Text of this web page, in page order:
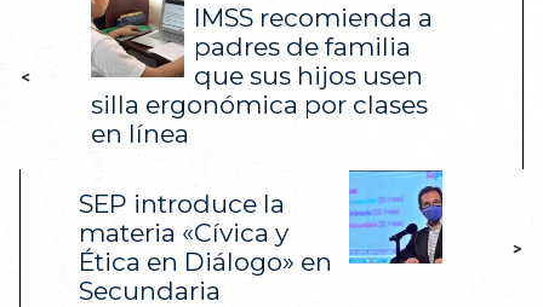
<
IMSS recomienda a
padres de familia
que sus hijos usen
silla ergonómica por clases
en línea
SEP introduce la
materia «Cívica y
Ética en Diálogo» en
Secundaria
>